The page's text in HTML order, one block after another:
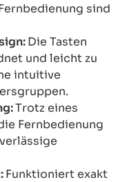
sind
Die Tasten
und leicht zu
intuitive
Trotz eines
Fernbedienung
Funktioniert exakt